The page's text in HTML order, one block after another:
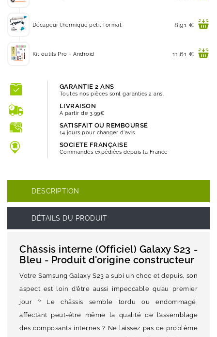
Décapeur thermique petit format Prix
8.91 €
Kit outils Pro - Android Prix
11.61 €
GARANTIE 2 ANS
Toutes nos pièces sont garanties 2 ans.
LIVRAISON
A partir de 3.99€
SATISFAIT OU REMBOURSÉ
14 jours pour changer d'avis
SOCIETE FRANÇAISE
Commandes expédiées depuis la France
DESCRIPTION
DÉTAILS DU PRODUIT
Châssis interne (Officiel) Galaxy S23 -
Bleu - Produit d'origine constructeur
Votre Samsung Galaxy S23 a subi un choc et depuis, son
aspect est loin d’être aussi impeccable qu’au premier
jour ? Le châssis semble tordu ou endommagé,
affectant peut-être même la qualité de l’assemblage
des composants internes ? Ne laissez pas ce problème